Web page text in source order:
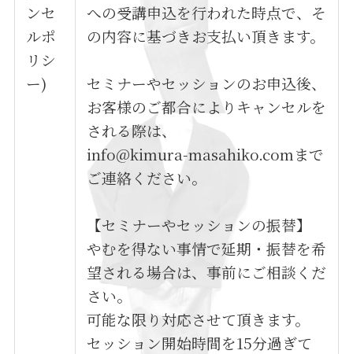
ンセ
ルポ
リシ
ー)
への受講申込を行われた時点で、そ
の内容に基づきお支払い頂きます。
セミナーやセッションのお申込後、
お客様のご都合によりキャンセルを
される際は、
info@kimura-masahiko.comまで
ご連絡ください。
【セミナーやセッションの振替】
やむを得ない事情で延期・振替を希
望される場合は、事前にご相談くだ
さい。
可能な限り対応させて頂きます。
セッション開始時間を15分過ぎて